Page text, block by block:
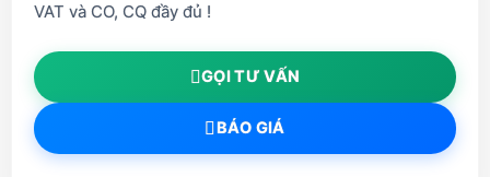
VAT và CO, CQ đầy đủ !
GỌI TƯ VẤN
BÁO GIÁ